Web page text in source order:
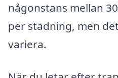
någonstans mellan
per städning, men
variera.